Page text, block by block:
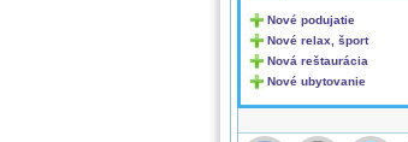
Nové podujatie
Nové relax, šport
Nová reštaurácia
Nové ubytovanie